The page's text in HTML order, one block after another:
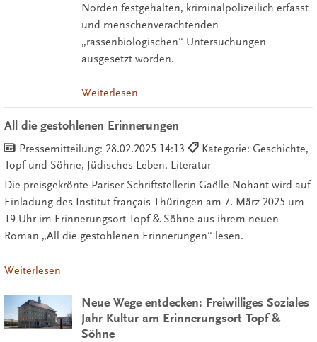
Norden festgehalten, kriminalpolizeilich erfasst
und menschenverachtenden
„rassenbiologischen“ Untersuchungen
ausgesetzt worden.
Weiterlesen
All die gestohlenen Erinnerungen
Pressemitteilung: 28.02.2025 14:13
Kategorie: Geschichte,
Topf und Söhne, Jüdisches Leben, Literatur
Die preisgekrönte Pariser Schriftstellerin Gaëlle Nohant wird auf
Einladung des Institut français Thüringen am 7. März 2025 um
19 Uhr im Erinnerungsort Topf & Söhne aus ihrem neuen
Roman „All die gestohlenen Erinnerungen“ lesen.
Weiterlesen
Neue Wege entdecken: Freiwilliges Soziales
Jahr Kultur am Erinnerungsort Topf &
Söhne